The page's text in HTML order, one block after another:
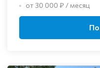
от 30 000 ₽ / месяц